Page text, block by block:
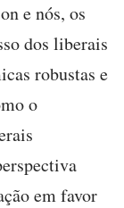
e nós, os
dos liberais
robustas e
o
em favor